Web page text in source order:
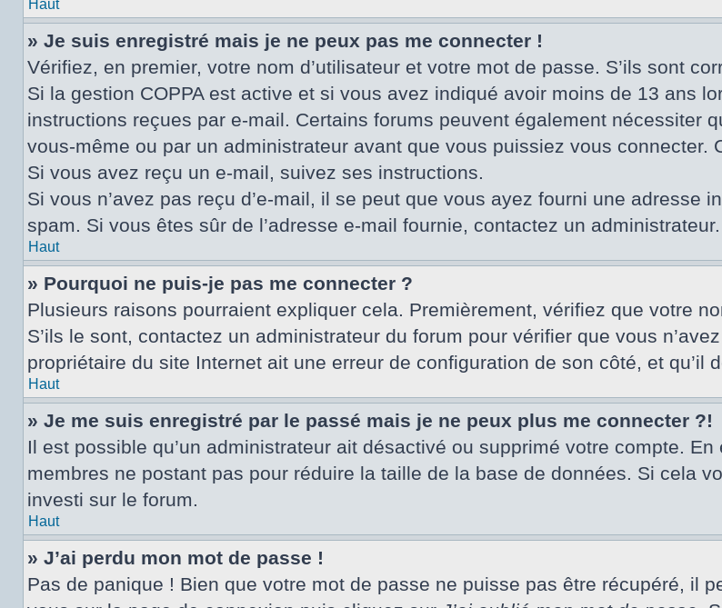
Haut
» Je suis enregistré mais je ne peux pas me connecter !
Vérifiez, en premier, votre nom d’utilisateur et votre mot de passe. S’ils sont
Si la gestion COPPA est active et si vous avez indiqué avoir moins de 13 ans
instructions reçues par e-mail. Certains forums peuvent également nécessiter
vous-même ou par un administrateur avant que vous puissiez vous connecter.
Si vous avez reçu un e-mail, suivez ses instructions.
Si vous n’avez pas reçu d’e-mail, il se peut que vous ayez fourni une adresse
spam. Si vous êtes sûr de l’adresse e-mail fournie, contactez un administrateur.
Haut
» Pourquoi ne puis-je pas me connecter ?
Plusieurs raisons pourraient expliquer cela. Premièrement, vérifiez que votre
S’ils le sont, contactez un administrateur du forum pour vérifier que vous
propriétaire du site Internet ait une erreur de configuration de son côté, et qu’il
Haut
» Je me suis enregistré par le passé mais je ne peux plus me connecter ?!
Il est possible qu’un administrateur ait désactivé ou supprimé votre compte.
membres ne postant pas pour réduire la taille de la base de données. Si cela
investi sur le forum.
Haut
» J’ai perdu mon mot de passe !
Pas de panique ! Bien que votre mot de passe ne puisse pas être récupéré, il